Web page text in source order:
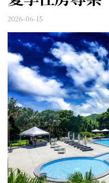
2026-06-15